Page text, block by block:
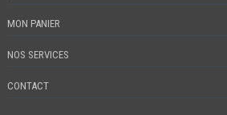
MON PANIER
NOS SERVICES
CONTACT